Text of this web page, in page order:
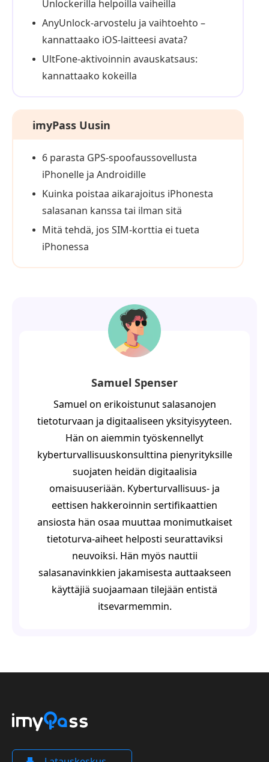
Unlockerilla helpoilla vaiheilla
AnyUnlock-arvostelu ja vaihtoehto –
kannattaako iOS-laitteesi avata?
UltFone-aktivoinnin avauskatsaus:
kannattaako kokeilla
imyPass Uusin
6 parasta GPS-spoofaus­sovellusta
iPhonelle ja Androidille
Kuinka poistaa aikarajoitus iPhonesta
salasanan kanssa tai ilman sitä
Mitä tehdä, jos SIM-korttia ei tueta
iPhonessa
Samuel Spenser
Samuel on erikoistunut salasanojen
tietoturvaan ja digitaaliseen yksityisyyteen.
Hän on aiemmin työskennellyt
kyberturvallisuuskonsulttina pienyrityksille
suojaten heidän digitaalisia
omaisuuseriään. Kyberturvallisuus- ja
eettisen hakkeroinnin sertifikaattien
ansiosta hän osaa muuttaa monimutkaiset
tietoturva-aiheet helposti seurattaviksi
neuvoiksi. Hän myös nauttii
salasanavinkkien jakamisesta auttaakseen
käyttäjiä suojaamaan tilejään entistä
itsevarmemmin.